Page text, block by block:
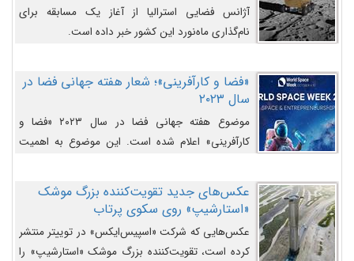
آژانس فضایی استرالیا از آغاز یک مسابقه برای
نام‌گذاری ماه‌نورد این کشور خبر داده است.
«فضا و کارآفرینی»؛ شعار هفته جهانی فضا در
سال ۲۰۲۳
موضوع هفته جهانی فضا در سال ۲۰۲۳ «فضا و
کارآفرینی» اعلام شده است. این موضوع به اهمیت
روزافزون کارآفرینی در حوزه فضایی و مزایای جدیدی که
کارآفرینان این حوزه ایجاد می‌کنند، می‌پردازد.
عکس‌های جدید تقویت‌کننده بزرگ موشک
«استارشیپ» روی سکوی پرتاب
عکس‌هایی که شرکت «اسپیس‌ایکس» در توییتر منتشر
کرده است، تقویت‌کننده بزرگ موشک «استارشیپ» را